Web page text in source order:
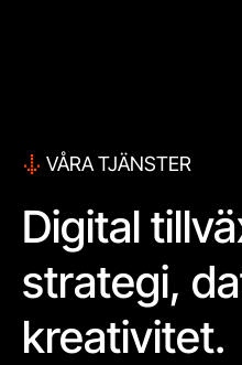
VÅRA TJÄNSTER
Digital
strategi,
kreativitet.